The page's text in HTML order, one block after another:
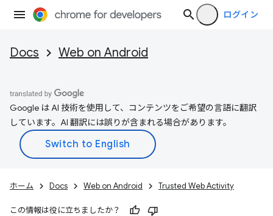
ログイン
Docs Web on Android
Google は AI 技術を使用して、コンテンツをご希望の言語に翻訳
しています。AI 翻訳には誤りが含まれる場合があります。
ホーム Docs Web on Android Trusted Web Activity
この情報は役に立ちましたか？